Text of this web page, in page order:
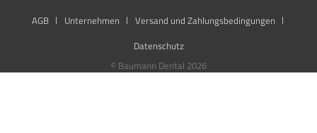
AGB Unternehmen
Versand und Zahlungsbedingungen
Datenschutz
© Baumann Dental 2026